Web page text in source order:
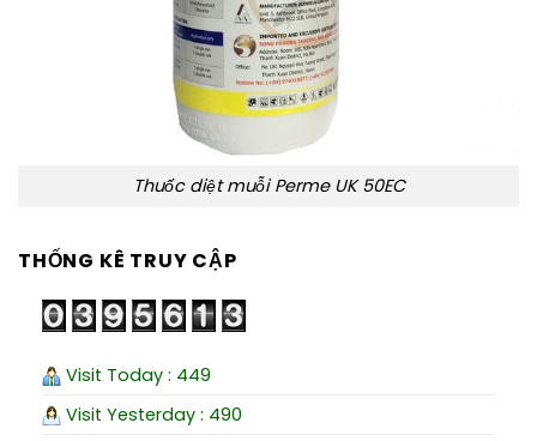
Thuốc diệt muỗi Perme UK 50EC
THỐNG KÊ TRUY CẬP
Visit Today : 449
Visit Yesterday : 490